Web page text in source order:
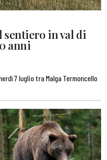
in val di
anni
7 luglio tra Malga Termoncello